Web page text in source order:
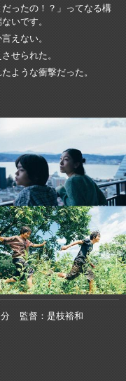
ったの！？」ってなる構
いです。
えない。
せられた。
ような衝撃だった。
監督
是枝裕和